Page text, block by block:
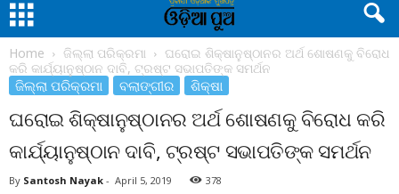
Home ଜିଲ୍ଲା ପରିକ୍ରମା
ଘରୋଇ ଶିକ୍ଷାନୁଷ୍ଠାନର ଅର୍ଥ ଶୋଷଣକୁ ବିରୋଧ
କରି କାର୍ଯ୍ୟାନୁଷ୍ଠାନ ଦାବି, ଟ୍ରଷ୍ଟ ସଭାପତିଙ୍କ ସମର୍ଥନ
ଜିଲ୍ଲା ପରିକ୍ରମା ବଲାଙ୍ଗୀର ଶିକ୍ଷା
ଘରୋଇ ଶିକ୍ଷାନୁଷ୍ଠାନର ଅର୍ଥ ଶୋଷଣକୁ ବିରୋଧ କରି
କାର୍ଯ୍ୟାନୁଷ୍ଠାନ ଦାବି, ଟ୍ରଷ୍ଟ ସଭାପତିଙ୍କ ସମର୍ଥନ
By Santosh Nayak - April 5, 2019 378